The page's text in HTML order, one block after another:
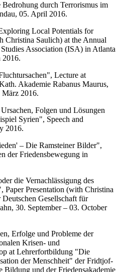
durch Terrorismus im
05. April 2016.
Local Potentials for
Christina Saulich) at the Annual
Association (ISA) in Atlanta
2016.
Lecture at
Akademie Rabanus Maurus,
2016.
Folgen und Lösungen
Syrien", Speech and
2016.
– Die Ramsteiner Bilder",
der Friedensbewegung in
die Vernachlässigung des
Paper Presentation (with Christina
Deutschen Gesellschaft für
30. September – 03. October
Erfolge und Probleme der
Krisen- und
at Lehrerfortbildung "Die
der Menschheit" der Fridtjof-
und der Friedensakademie